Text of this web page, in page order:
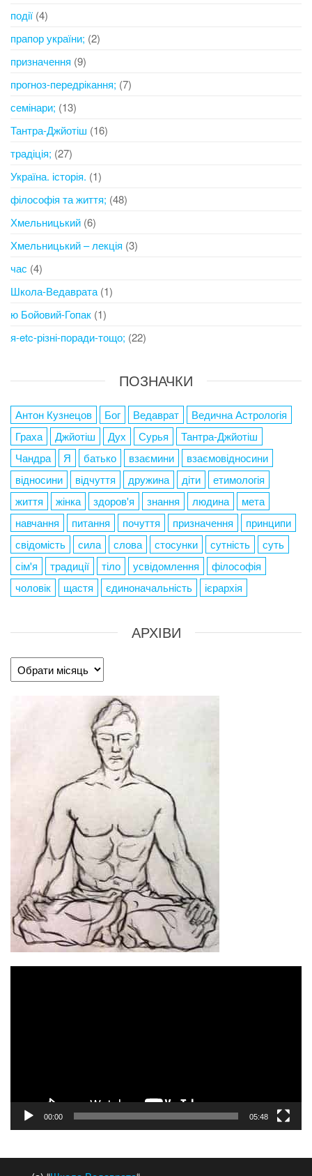
події (4)
прапор україни; (2)
призначення (9)
прогноз-передрікання; (7)
семінари; (13)
Тантра-Джйотіш (16)
традіція; (27)
Україна. історія. (1)
філософія та життя; (48)
Хмельницький (6)
Хмельницький – лекція (3)
час (4)
Школа-Ведаврата (1)
ю Бойовий-Гопак (1)
я-etc-різні-поради-тощо; (22)
ПОЗНАЧКИ
Антон Кузнецов Бог Ведаврат
Ведична Астрологія
Граха
Джйотіш Дух Сурья
Тантра-Джйотіш
Чандра
Я батько взаємини
взаємовідносини
відносини
відчуття дружина діти
етимологія
життя
жінка здоров'я знання людина
мета
навчання
питання почуття призначення
принципи
свідомість
сила слова стосунки сутність
суть
сім'я
традиції тіло усвідомлення
філософія
чоловік
щастя єдиноначальність ієрархія
АРХІВИ
Архіви
00:00 05:48